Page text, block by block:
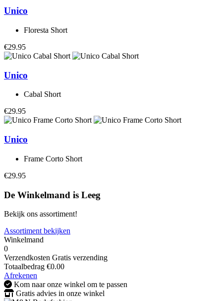
Unico
Floresta Short
€29.95
Unico
Cabal Short
€29.95
Unico
Frame Corto Short
€29.95
De Winkelmand is Leeg
Bekijk ons assortiment!
Assortiment bekijken
Winkelmand
0
Verzendkosten Gratis verzending
Totaalbedrag €0.00
Afrekenen
Kom naar onze winkel om te passen
Gratis advies in onze winkel